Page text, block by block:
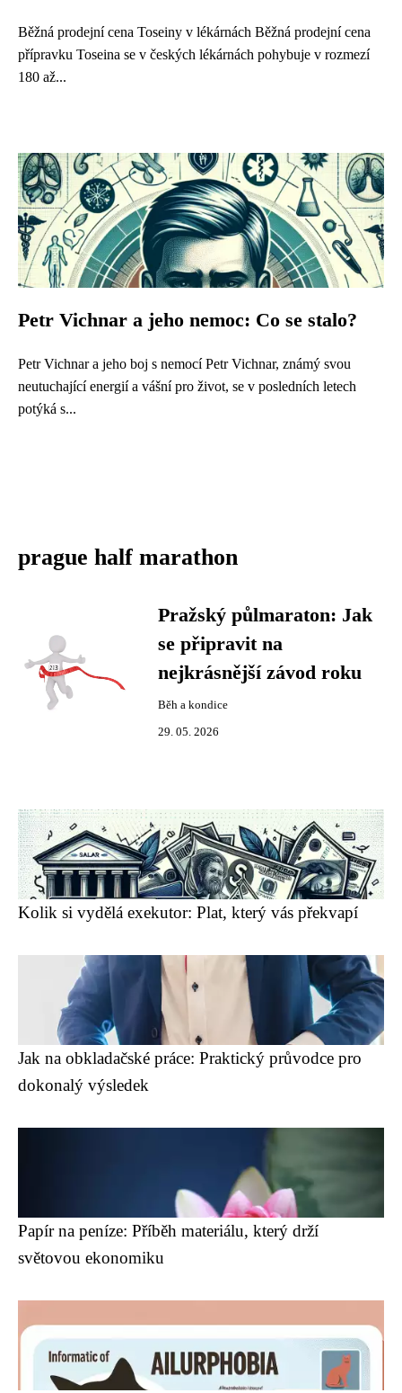
Běžná prodejní cena Toseiny v lékárnách Běžná prodejní cena
přípravku Toseina se v českých lékárnách pohybuje v rozmezí
180 až...
Petr Vichnar a jeho nemoc: Co se stalo?
Petr Vichnar a jeho boj s nemocí Petr Vichnar, známý svou
neutuchající energií a vášní pro život, se v posledních letech
potýká s...
prague half marathon
Pražský půlmaraton: Jak
se připravit na
nejkrásnější závod roku
Běh a kondice
29. 05. 2026
Kolik si vydělá exekutor: Plat, který vás překvapí
Jak na obkladačské práce: Praktický průvodce pro
dokonalý výsledek
Papír na peníze: Příběh materiálu, který drží
světovou ekonomiku